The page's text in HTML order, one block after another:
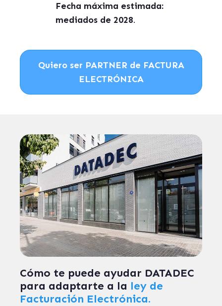
Fecha máxima estimada:
mediados de 2028.
Quiero ser PARTNER de FACTURA
ELECTRÓNICA
Cómo te puede ayudar DATADEC
para adaptarte a la ley de
Facturación Electrónica.